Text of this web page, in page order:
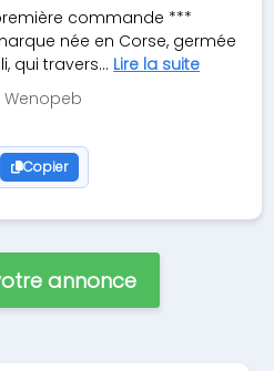
commande ***
née en Corse, germée
qui travers... Lire la suite
fr/?refs=35742
Copier
annonce